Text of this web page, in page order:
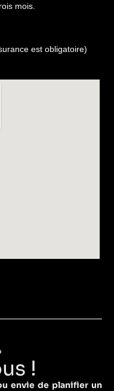
mois.
est obligatoire)
!
envie de planifier un